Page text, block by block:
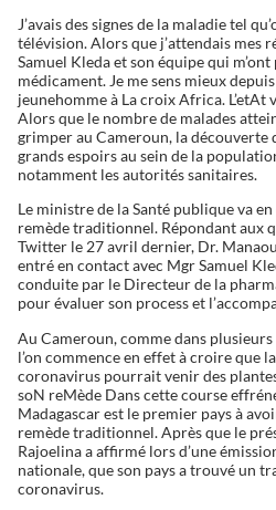
J’avais des signes de la maladie tel
télévision. Alors que j’attendais mes
Samuel Kleda et son équipe qui
médicament. Je me sens mieux
jeunehomme à La croix Africa.
Alors que le nombre de malades
grimper au Cameroun, la découverte
grands espoirs au sein de la
notamment les autorités sanitaires.
Le ministre de la Santé publique va
remède traditionnel. Répondant aux
Twitter le 27 avril dernier, Dr.
entré en contact avec Mgr Samuel
conduite par le Directeur de la
pour évaluer son process et
Au Cameroun, comme dans
l’on commence en effet à croire que
coronavirus pourrait venir des
soN reMède Dans cette course
Madagascar est le premier pays à
remède traditionnel. Après que le
Rajoelina a affirmé lors d’une
nationale, que son pays a trouvé un
coronavirus.